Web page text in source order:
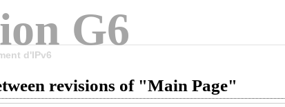
G6
d'IPv6
revisions of "Main Page"